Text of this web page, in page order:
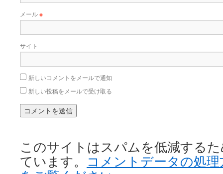
メール※
サイト
新しいコメントをメールで通知
新しい投稿をメールで受け取る
このサイトはスパムを低減するた
ています。
コメントデータの処